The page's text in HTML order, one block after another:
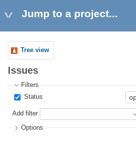
Jump to a project...
Tree view
Issues
Filters
Status
Add filter
Options